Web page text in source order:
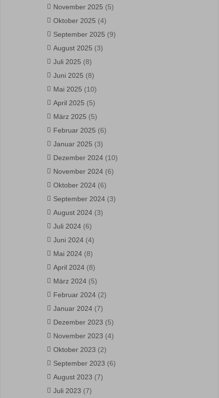
November 2025 (5)
Oktober 2025 (4)
September 2025 (9)
August 2025 (3)
Juli 2025 (8)
Juni 2025 (8)
Mai 2025 (10)
April 2025 (5)
März 2025 (5)
Februar 2025 (6)
Januar 2025 (3)
Dezember 2024 (10)
November 2024 (6)
Oktober 2024 (6)
September 2024 (3)
August 2024 (3)
Juli 2024 (6)
Juni 2024 (4)
Mai 2024 (8)
April 2024 (8)
März 2024 (5)
Februar 2024 (2)
Januar 2024 (7)
Dezember 2023 (5)
November 2023 (4)
Oktober 2023 (2)
September 2023 (6)
August 2023 (7)
Juli 2023 (7)